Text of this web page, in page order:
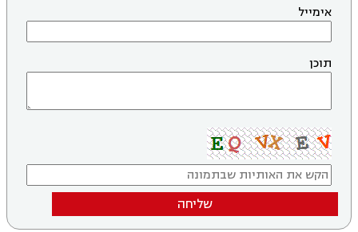
אימייל
תוכן
שליחה